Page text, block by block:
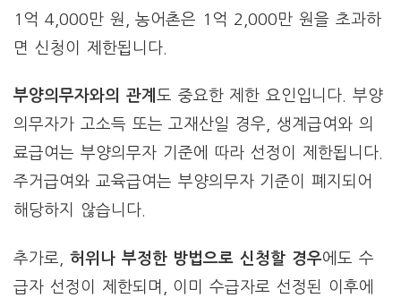
1억 4,000만 원, 농어촌은 1억 2,000만 원을 초과하
면 신청이 제한됩니다.
부양의무자와의 관계 도 중요한 제한 요인입니다. 부양
의무자가 고소득 또는 고재산일 경우, 생계급여와 의
료급여는 부양의무자 기준에 따라 선정이 제한됩니다.
주거급여와 교육급여는 부양의무자 기준이 폐지되어
해당하지 않습니다.
추가로, 허위나 부정한 방법으로 신청할 경우에도 수
급자 선정이 제한되며, 이미 수급자로 선정된 이후에